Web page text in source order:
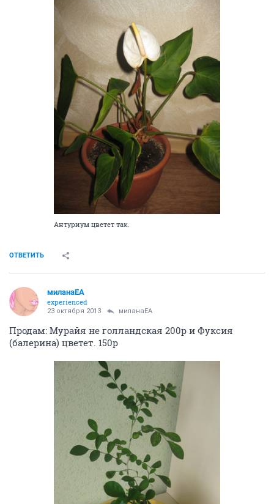
Антуриум цветет так.
ОТВЕТИТЬ
миланаЕА
experienced
23 октября 2013 миланаЕА
Продам: Мурайя не голландская 200р и Фуксия
(балерина) цветет. 150р